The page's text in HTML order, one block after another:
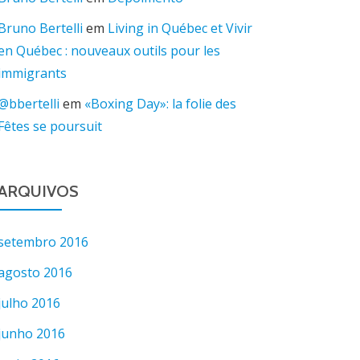
Bertelli em Living in Québec et Vivir
Québec : nouveaux outils pour les
em «Boxing Day»: la folie des
se poursuit
2016
2016
2016
2016